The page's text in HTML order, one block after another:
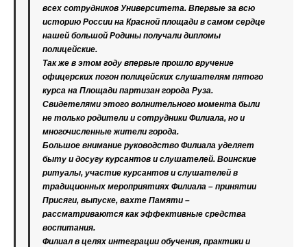
всех сотрудников Университета. Впервые за всю
историю России на Красной площади в самом сердце
нашей большой Родины получали дипломы
полицейские.
Так же в этом году впервые прошло вручение
офицерских погон полицейских слушателям пятого
курса на Площади партизан города Руза.
Свидетелями этого волнительного момента были
не только родители и сотрудники Филиала, но и
многочисленные жители города.
Большое внимание руководство Филиала уделяет
быту и досугу курсантов и слушателей. Воинские
ритуалы, участие курсантов и слушателей в
традиционных мероприятиях Филиала – принятии
Присяги, выпуске, вахте Памяти –
рассматриваются как эффективные средства
воспитания.
Филиал в целях интеграции обучения, практики и